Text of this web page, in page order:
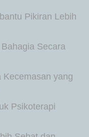
Pikiran Lebih
Secara
Kecemasan yang
Psikoterapi